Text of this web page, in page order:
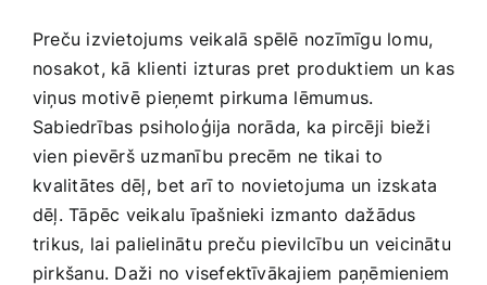
Preču izvietojums ⁢veikalā spēlē nozīmīgu lomu,
nosakot, kā klienti‍ izturas pret produktiem un‍ kas
viņus motivē⁣ pieņemt pirkuma ⁣lēmumus.
Sabiedrības psiholoģija norāda, ka pircēji ⁢bieži
vien pievērš uzmanību ‌precēm ne tikai to
⁢kvalitātes dēļ, ⁤bet arī to novietojuma un ‍izskata
dēļ.‌ Tāpēc veikalu īpašnieki izmanto‍ dažādus
trikus,⁢ lai palielinātu preču pievilcību un​ veicinātu
pirkšanu. Daži no visefektīvākajiem paņēmieniem